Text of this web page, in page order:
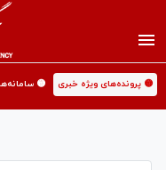
🟡 پرونده‌های ویژه خبری 🟡